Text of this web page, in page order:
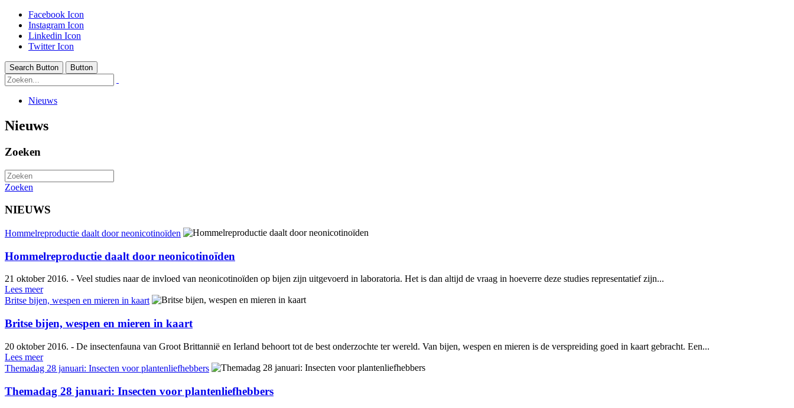
Facebook Icon
Instagram Icon
Linkedin Icon
Twitter Icon
Search Button Button
Nieuws
Nieuws
Zoeken
Zoeken
NIEUWS
Hommelreproductie daalt door neonicotinoïden
Hommelreproductie daalt door neonicotinoïden
21 oktober 2016. - Veel studies naar de invloed van neonicotinoïden op bijen zijn uitgevoerd in laboratoria. Het is dan altijd de vraag in hoeverre deze studies representatief zijn...
Lees meer
Britse bijen, wespen en mieren in kaart
Britse bijen, wespen en mieren in kaart
20 oktober 2016. - De insectenfauna van Groot Brittannië en Ierland behoort tot de best onderzochte ter wereld. Van bijen, wespen en mieren is de verspreiding goed in kaart gebracht. Een...
Lees meer
Themadag 28 januari: Insecten voor plantenliefhebbers
Themadag 28 januari: Insecten voor plantenliefhebbers